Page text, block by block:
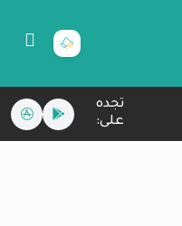
تجده
على: